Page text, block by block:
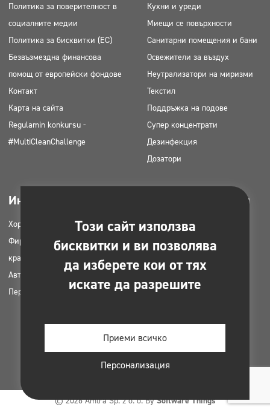
Политика за поверителност в
социалните медии
Политика за бисквитки (ЕС)
Безвъзмездна финансова
помощ от европейски фондове
Контакт
Карта на сайта
Regulamin konkursu -
#MultiCleanChallenge
Кухни и уреди
Миещи се повърхности
Санитарни помещения и бани
Освежители за въздух
Неутрализатори на миризми
Текстил
Поддръжка на подове
Супер концентрати
Дезинфекция
Дозатори
Индустрии
Хорец
Фирми за почистване
красота
Автомивки
Перални
Може да се изтегли
Продуктови каталози
MSDS карти
продуктите Clinex
Снимки за печат
Електронни книги
© 2026 Amtra Sp. z o. o. BySoftware Things
Този сайт използва
бисквитки и ви позволява
да изберете кои от тях
искате да разрешите
Приеми всичко
Персонализация